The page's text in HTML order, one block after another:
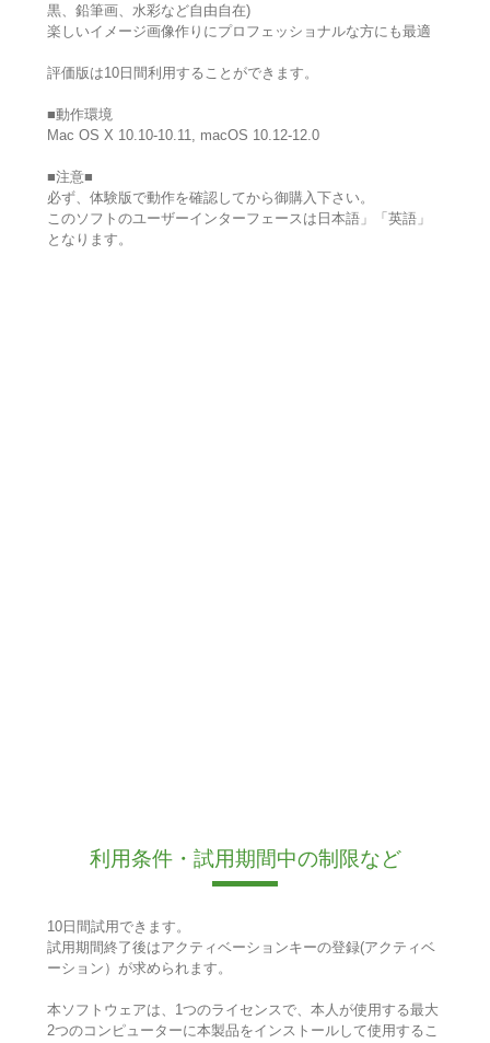
黒、鉛筆画、水彩など自由自在)
楽しいイメージ画像作りにプロフェッショナルな方にも最適
評価版は10日間利用することができます。
■動作環境
Mac OS X 10.10-10.11, macOS 10.12-12.0
■注意■
必ず、体験版で動作を確認してから御購入下さい。
このソフトのユーザーインターフェースは日本語」「英語」
となります。
利用条件・試用期間中の制限など
10日間試用できます。
試用期間終了後はアクティベーションキーの登録(アクティベ
ーション）が求められます。
本ソフトウェアは、1つのライセンスで、本人が使用する最大
2つのコンピューターに本製品をインストールして使用するこ